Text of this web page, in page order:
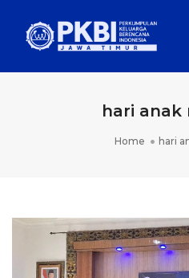
hari anak
Home hari